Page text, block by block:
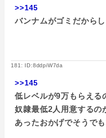
>>145
バンナムがゴミだから
181: ID:8ddpiW7da
>>145
低レベルが9万もらえる
奴隷最低2人用意するの
あったおかげでそうで